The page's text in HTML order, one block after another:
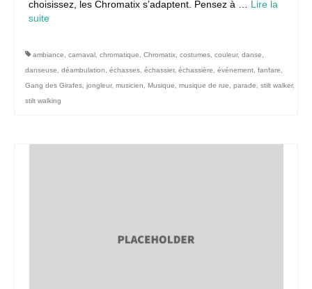
choisissez, les Chromatix s’adaptent. Pensez à … Lire la
suite­­
ambiance carnaval chromatique Chromatix costumes couleur, danse
danseuse
déambulation échasses échassier, échassière événement fanfare
Gang des Girafes jongleur, musicien Musique musique de rue parade stilt walker,
stilt walking